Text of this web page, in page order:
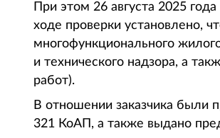
При этом 26 августа 2025
ходе проверки установлено,
многофункционального
и технического надзора, а
работ).
В отношении заказчика были
321 КоАП, а также выдано